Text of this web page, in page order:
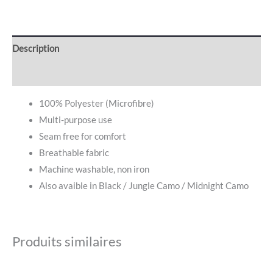
Description
100% Polyester (Microfibre)
Multi-purpose use
Seam free for comfort
Breathable fabric
Machine washable, non iron
Also avaible in Black / Jungle Camo / Midnight Camo
Produits similaires